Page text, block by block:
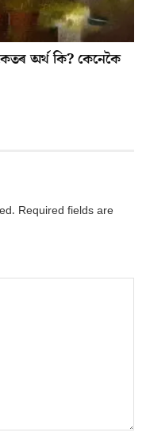
অৰ্থ কি? কেনেকৈ
Required fields are